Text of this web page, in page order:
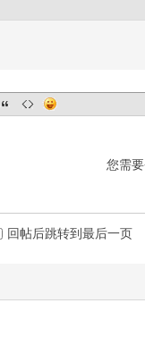
您需
回帖后跳转到最后一页